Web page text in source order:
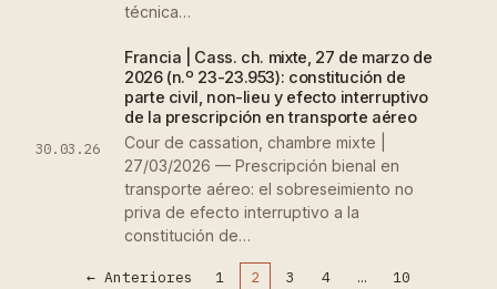
técnica…
30.03.26
Francia | Cass. ch. mixte, 27 de marzo de
2026 (n.º 23-23.953): constitución de
parte civil, non-lieu y efecto interruptivo
de la prescripción en transporte aéreo
Cour de cassation, chambre mixte |
27/03/2026 — Prescripción bienal en
transporte aéreo: el sobreseimiento no
priva de efecto interruptivo a la
constitución de…
← Anteriores 1 2 3 4 …
10